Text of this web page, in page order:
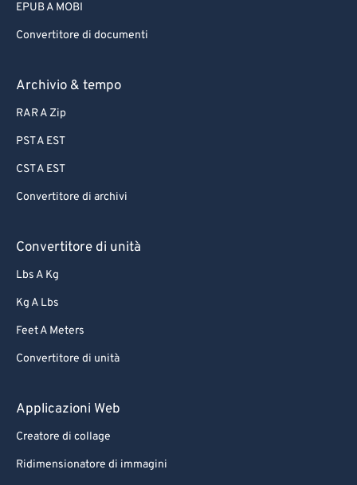
EPUB A MOBI
Convertitore di documenti
Archivio & tempo
RAR A Zip
PST A EST
CST A EST
Convertitore di archivi
Convertitore di unità
Lbs A Kg
Kg A Lbs
Feet A Meters
Convertitore di unità
Applicazioni Web
Creatore di collage
Ridimensionatore di immagini